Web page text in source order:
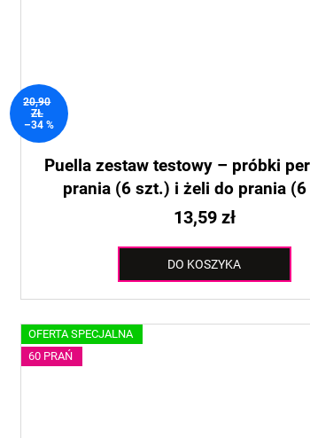
20,90
ZŁ
–34 %
Puella zestaw testowy – próbki
prania (6 szt.) i żeli do prania
13,59 zł
DO KOSZYKA
OFERTA SPECJALNA
60 PRAŃ